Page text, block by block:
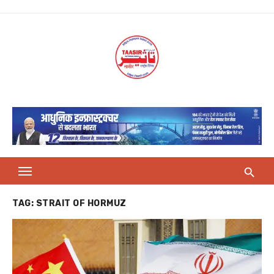
TAG: STRAIT OF HORMUZ